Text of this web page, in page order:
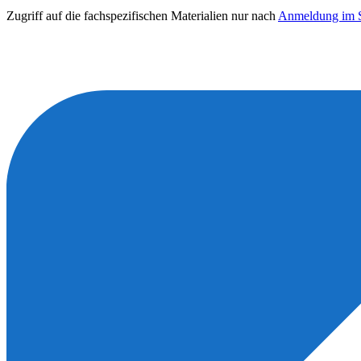
Zugriff auf die fachspezifischen Materialien nur nach Anmeldung im